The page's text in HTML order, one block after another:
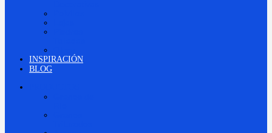
INSPIRACIÓN
BLOG